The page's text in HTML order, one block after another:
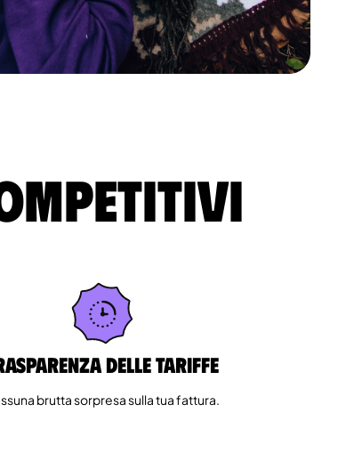
delle tariffe
brutta sorpresa sulla tua fattura.